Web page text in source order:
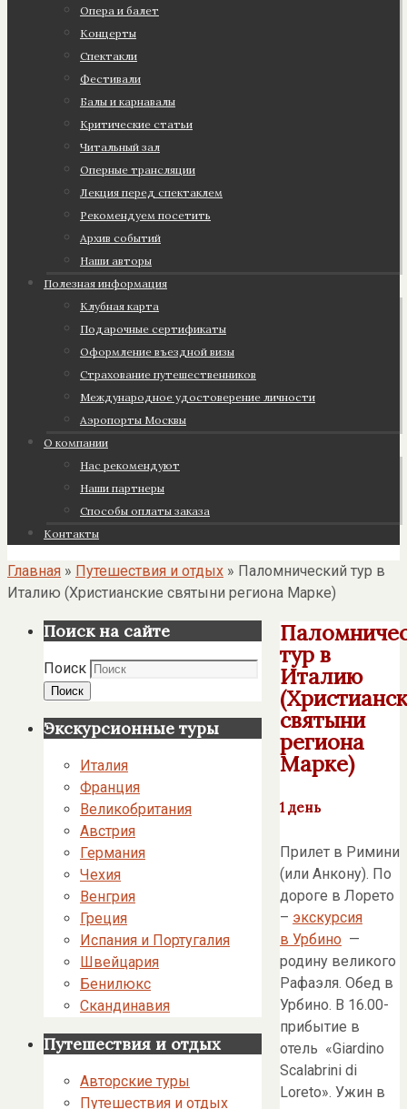
Опера и балет
Концерты
Спектакли
Фестивали
Балы и карнавалы
Критические статьи
Читальный зал
Оперные трансляции
Лекция перед спектаклем
Рекомендуем посетить
Архив событий
Наши авторы
Полезная информация
Клубная карта
Подарочные сертификаты
Оформление въездной визы
Страхование путешественников
Международное удостоверение личности
Аэропорты Москвы
О компании
Нас рекомендуют
Наши партнеры
Cпособы оплаты заказа
Контакты
Главная » Путешествия и отдых » Паломнический тур в
Италию (Христианские святыни региона Марке)
тур в
Италию
святыни
региона
Марке)
1 день
Прилет в Римини
(или Анкону). По
дороге в Лорето
– экскурсия
в Урбино —
родину великого
Рафаэля. Обед в
Урбино. В 16.00-
прибытие в
отель «Giardino
Scalabrini di
Loreto». Ужин в
Поиск на сайте
Поиск
Поиск
Экскурсионные туры
Италия
Франция
Великобритания
Австрия
Германия
Чехия
Венгрия
Греция
Испания и Португалия
Швейцария
Бенилюкс
Скандинавия
Путешествия и отдых
Авторские туры
Путешествия и отдых